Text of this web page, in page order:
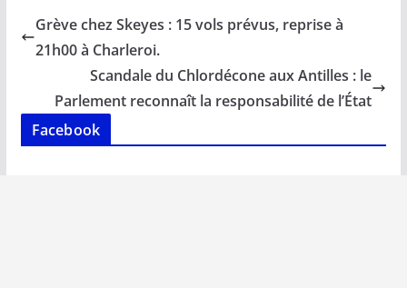
b
o
k
l s
A
p
p
e
n
y
n
k
g
Grève chez Skeyes : 15 vols prévus, reprise à
21h00 à Charleroi.
Scandale du Chlordécone aux Antilles : le
Parlement reconnaît la responsabilité de l’État
Facebook